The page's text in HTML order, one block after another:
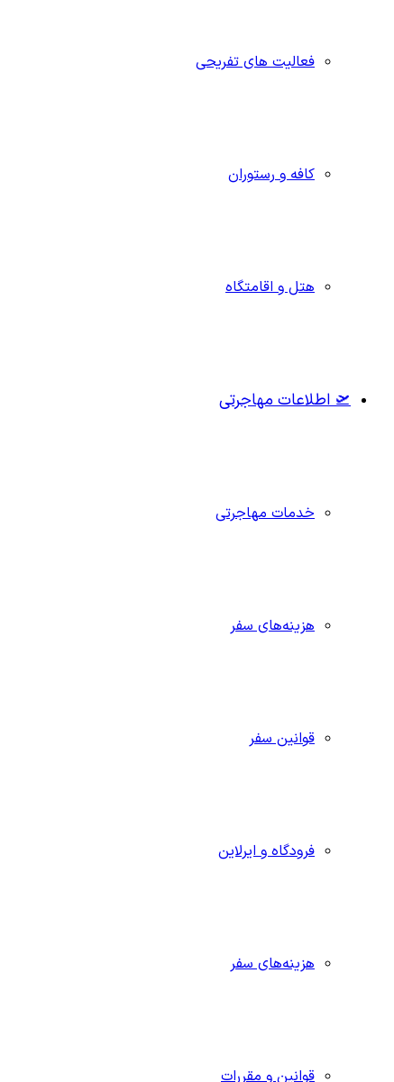
فعالیت های تفریحی
کافه و رستوران
هتل و اقامتگاه
🛫 اطلاعات مهاجرتی
خدمات مهاجرتی
هزینه‌های سفر
قوانین سفر
فرودگاه و ایرلاین
هزینه‌های سفر
قوانین و مقررات